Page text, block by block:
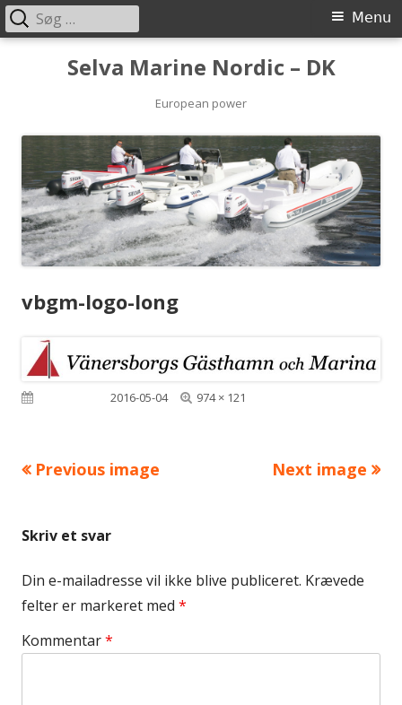
Selva Marine Nordic – DK
European power
Primary
Menu
Søg
efter:
vbgm-logo-long
Published on2016-05-04
Full
974 × 121
Previous image Next image
Skriv et svar
Din e-mailadresse vil ikke blive publiceret. Krævede
felter er markeret med *
Kommentar*